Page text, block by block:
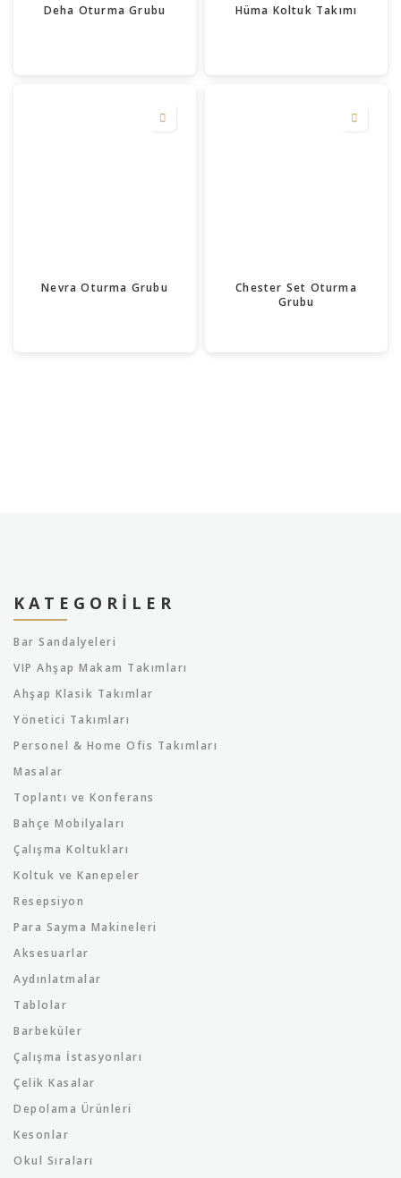
Deha Oturma Grubu Hüma Koltuk Takımı
Nevra Oturma Grubu
Chester Set Oturma
Grubu
KATEGORILER
Bar Sandalyeleri
VIP Ahşap Makam Takımları
Ahşap Klasik Takımlar
Yönetici Takımları
Personel & Home Ofis Takımları
Masalar
Toplantı ve Konferans
Bahçe Mobilyaları
Çalışma Koltukları
Koltuk ve Kanepeler
Resepsiyon
Para Sayma Makineleri
Aksesuarlar
Aydınlatmalar
Tablolar
Barbeküler
Çalışma İstasyonları
Çelik Kasalar
Depolama Ürünleri
Kesonlar
Okul Sıraları